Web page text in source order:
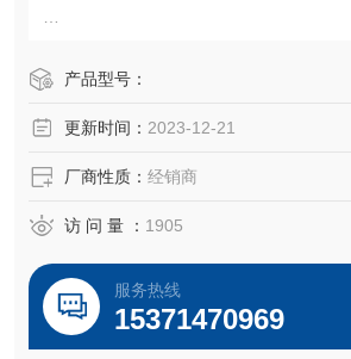
包装规格：1ml冻存细胞悬液或T-25培养瓶
产品型号：
更新时间： 2023-12-21
厂商性质： 经销商
访 问 量 ： 1905
服务热线
15371470969